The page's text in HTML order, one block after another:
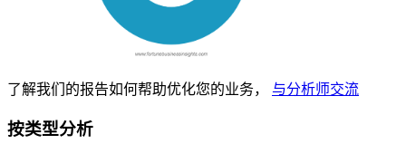
了解我们的报告如何帮助优化您的业务， 与分析师交流
按类型分析